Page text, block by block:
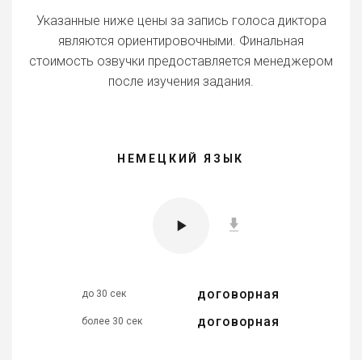
Указанные ниже цены за запись голоса диктора
являются ориентировочными. Финальная
стоимость озвучки предоставляется менеджером
после изучения задания.
НЕМЕЦКИЙ ЯЗЫК
до 30 сек договорная
более 30 сек договорная